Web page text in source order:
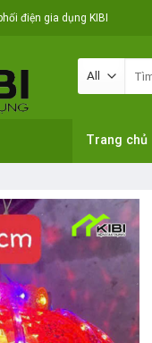
điện gia dụng KIBI
Trang chủ